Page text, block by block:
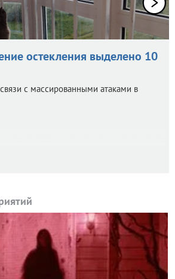
остекления выделено 10
с массированными атаками в